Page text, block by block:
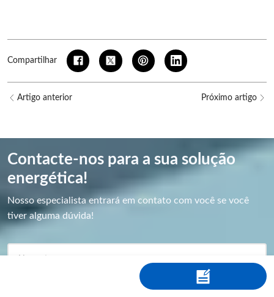
Compartilhar
Artigo anterior Próximo artigo
Contacte-nos para a sua solução
energética!
Nosso especialista entrará em contato com você se você
tiver alguma dúvida!